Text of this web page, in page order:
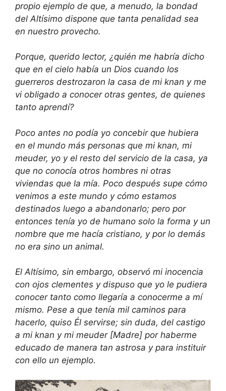
propio ejemplo de que, a menudo, la bondad
del Altísimo dispone que tanta penalidad sea
en nuestro provecho.
Porque, querido lector, ¿quién me habría dicho
que en el cielo había un Dios cuando los
guerreros destrozaron la casa de mi knan y me
vi obligado a conocer otras gentes, de quienes
tanto aprendí?
Poco antes no podía yo concebir que hubiera
en el mundo más personas que mi knan, mi
meuder, yo y el resto del servicio de la casa, ya
que no conocía otros hombres ni otras
viviendas que la mía. Poco después supe cómo
venimos a este mundo y cómo estamos
destinados luego a abandonarlo; pero por
entonces tenía yo de humano solo la forma y un
nombre que me hacía cristiano, y por lo demás
no era sino un animal.
ElAltísimo, sin embargo, observó mi inocencia
con ojos clementes y dispuso que yo le pudiera
conocer tanto como llegaría a conocerme a mí
mismo. Pese a que tenía mil caminos para
hacerlo, quiso Él servirse; sin duda, del castigo
a mi knan y mi meuder [Madre] por haberme
educado de manera tan astrosa y para instituir
con ello un ejemplo.